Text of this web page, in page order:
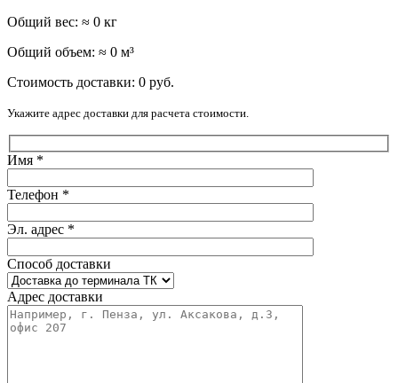
Общий вес: ≈ 0 кг
Общий объем: ≈ 0 м³
Стоимость доставки: 0 руб.
Укажите адрес доставки для расчета стоимости.
Имя *
Телефон *
Эл. адрес *
Способ доставки
Адрес доставки